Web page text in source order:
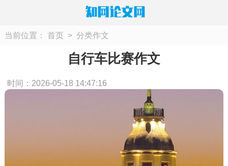
当前位置： 首页 > 分类作文
自行车比赛作文
时间：2026-05-18 14:47:16